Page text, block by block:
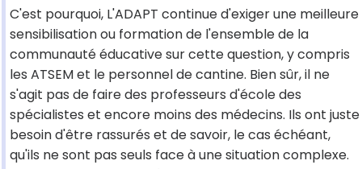
C'est pourquoi, L'ADAPT continue d'exiger une meilleure
sensibilisation ou formation de l'ensemble de la
communauté éducative sur cette question, y compris
les ATSEM et le personnel de cantine. Bien sûr, il ne
s'agit pas de faire des professeurs d'école des
spécialistes et encore moins des médecins. Ils ont juste
besoin d'être rassurés et de savoir, le cas échéant,
qu'ils ne sont pas seuls face à une situation complexe.